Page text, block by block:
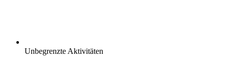
Unbegrenzte Aktivitäten